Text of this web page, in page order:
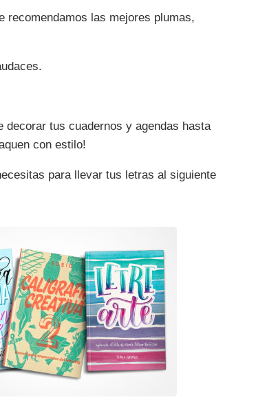
recomendamos las mejores plumas,
tus cuadernos y agendas hasta
con estilo!
para llevar tus letras al siguiente